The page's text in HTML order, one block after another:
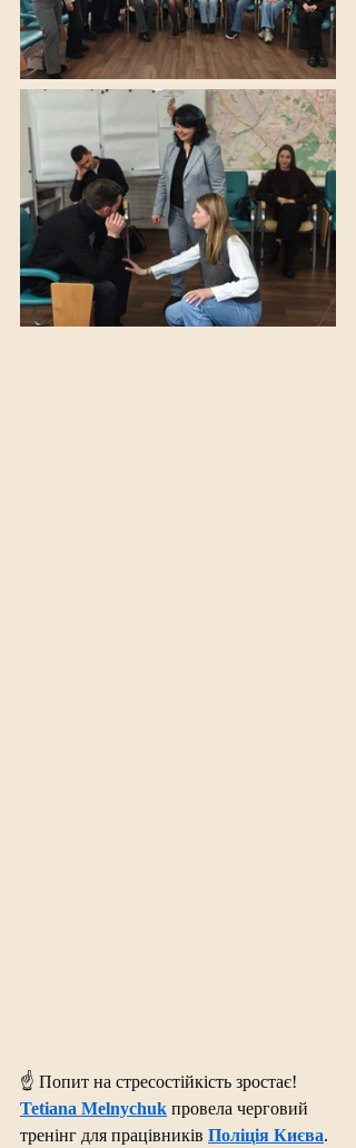
☝️ Попит на стресостійкість зростає!
Tetiana Melnychuk провела черговий
тренінг для працівників Поліція Києва.